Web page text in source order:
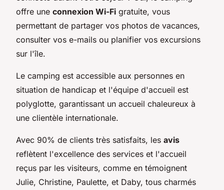
offre une connexion Wi-Fi gratuite, vous
permettant de partager vos photos de vacances,
consulter vos e-mails ou planifier vos excursions
sur l'île.
Le camping est accessible aux personnes en
situation de handicap et l'équipe d'accueil est
polyglotte, garantissant un accueil chaleureux à
une clientèle internationale.
Avec 90% de clients très satisfaits, les avis
reflètent l'excellence des services et l'accueil
reçus par les visiteurs, comme en témoignent
Julie, Christine, Paulette, et Daby, tous charmés